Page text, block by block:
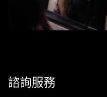
諮詢服務